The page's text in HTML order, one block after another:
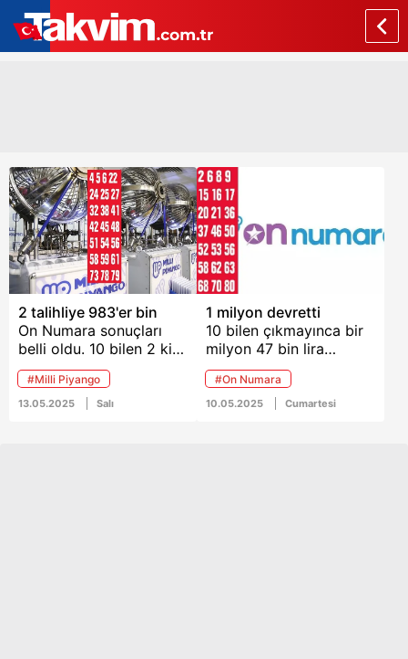
2 talihliye 983'er bin
On Numara sonuçları
belli oldu. 10 bilen 2 kişi,
983 bin 499'ar lira
kazandı.
#Milli Piyango
13.05.2025 Salı
1 milyon devretti
10 bilen çıkmayınca bir
milyon 47 bin lira
devretti. 9 bilenler 17
bin 967'şer, 8 bilenler
bin 210'ar, 7 bilenler
#On Numara
10.05.2025 Cumartesi